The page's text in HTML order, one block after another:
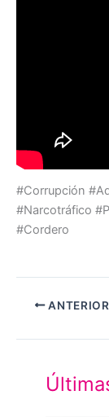
#Corrupción
#Narcotráfico
#Cordero
ANTERIOR